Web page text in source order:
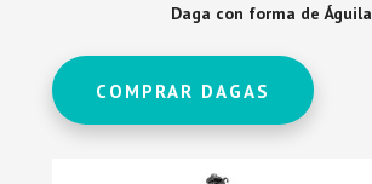
Daga con forma de Águila
COMPRAR DAGAS